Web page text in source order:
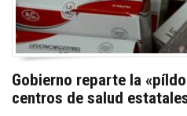
Gobierno reparte la
centros de salud